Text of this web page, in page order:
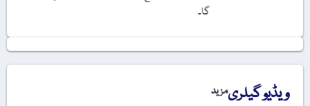
گا۔
ویڈیو گیلریمزید